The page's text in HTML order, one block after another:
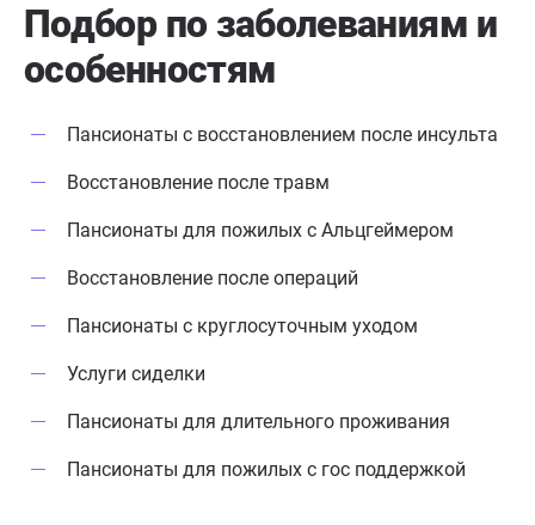
Подбор по заболеваниям и
особенностям
Пансионаты с восстановлением после инсульта
Восстановление после травм
Пансионаты для пожилых с Альцгеймером
Восстановление после операций
Пансионаты с круглосуточным уходом
Услуги сиделки
Пансионаты для длительного проживания
Пансионаты для пожилых с гос поддержкой